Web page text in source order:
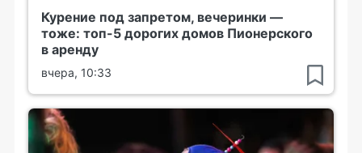
Курение под запретом, вечеринки —
тоже: топ-5 дорогих домов Пионерского
в аренду
вчера, 10:33